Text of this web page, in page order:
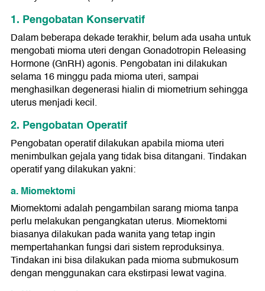
1. Pengobatan Konservatif
Dalam beberapa dekade terakhir, belum ada usaha untuk
mengobati mioma uteri dengan Gonadotropin Releasing
Hormone (GnRH) agonis. Pengobatan ini dilakukan
selama 16 minggu pada mioma uteri, sampai
menghasilkan degenerasi hialin di miometrium sehingga
uterus menjadi kecil.
2. Pengobatan Operatif
Pengobatan operatif dilakukan apabila mioma uteri
menimbulkan gejala yang tidak bisa ditangani. Tindakan
operatif yang dilakukan yakni:
a. Miomektomi
Miomektomi adalah pengambilan sarang mioma tanpa
perlu melakukan pengangkatan uterus. Miomektomi
biasanya dilakukan pada wanita yang tetap ingin
mempertahankan fungsi dari sistem reproduksinya.
Tindakan ini bisa dilakukan pada mioma submukosum
dengan menggunakan cara ekstirpasi lewat vagina.